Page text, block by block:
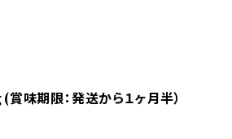
味期限：発送から１ヶ月半）